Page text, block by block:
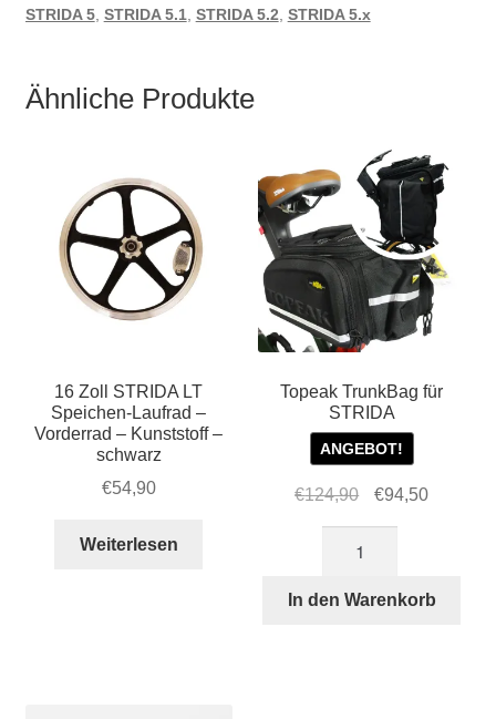
STRIDA 5, STRIDA 5.1 STRIDA 5.2 STRIDA 5.x
Ähnliche Produkte
16 Zoll STRIDA LT
Speichen-Laufrad –
Vorderrad – Kunststoff –
schwarz
€54,90
Weiterlesen
Topeak TrunkBag für
STRIDA
ANGEBOT!
€124,90
Ursprünglicher
€94,50
für
In den Warenkorb